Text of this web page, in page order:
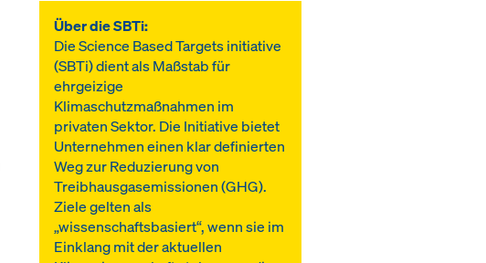
Über die SBTi:
Die Science Based Targets initiative
(SBTi) dient als Maßstab für
ehrgeizige
Klimaschutzmaßnahmen im
privaten Sektor. Die Initiative bietet
Unternehmen einen klar definierten
Weg zur Reduzierung von
Treibhausgasemissionen (GHG).
Ziele gelten als
„wissenschaftsbasiert“, wenn sie im
Einklang mit der aktuellen